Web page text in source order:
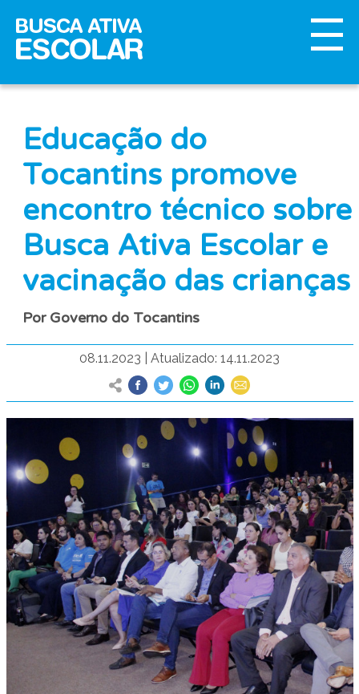
Educação do
Tocantins promove
encontro técnico sobre
Busca Ativa Escolar e
vacinação das crianças
Por Governo do Tocantins
08.11.2023 Atualizado: 14.11.2023